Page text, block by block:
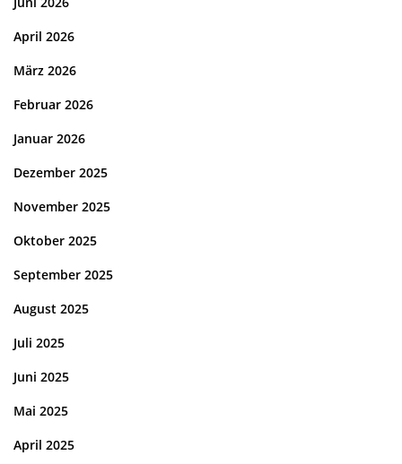
April 2026
März 2026
Februar 2026
Januar 2026
Dezember 2025
November 2025
Oktober 2025
September 2025
August 2025
Juli 2025
Juni 2025
Mai 2025
April 2025